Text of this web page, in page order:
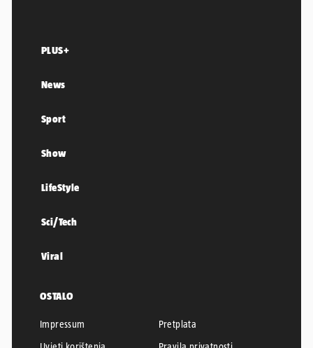
PLUS+
News
Sport
Show
LifeStyle
Sci/Tech
Viral
OSTALO
Impressum
Pretplata